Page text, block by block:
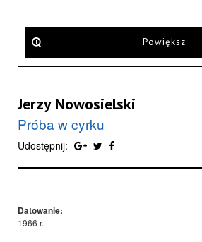
Powiększ
Jerzy Nowosielski
Próba w cyrku
Udostępnij:
Datowanie:
1966 r.